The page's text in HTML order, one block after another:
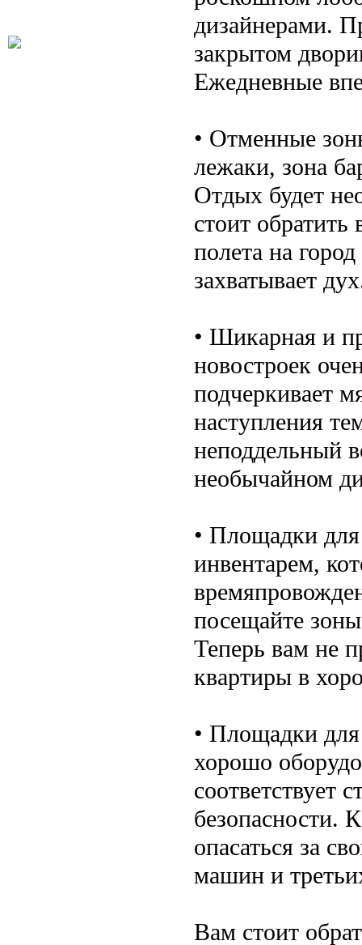
дизайнерами.
закрытом
Ежедневные
• Отменные
лежаки, зона
Отдых будет
стоит
полета на
захватывает
• Шикарная и
новостроек
подчеркивает
наступления
неподдельный
необычайном
• Площадки
инвентарем,
посещайте
Теперь вам не
квартиры в
• Площадки
хорошо
соответствует
безопасности.
опасаться за
машин и
Вам стоит